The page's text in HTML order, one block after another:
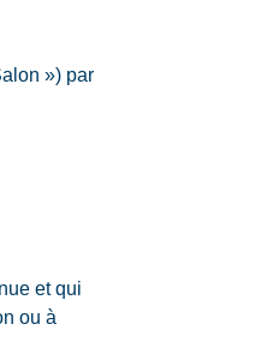
») par
et qui
ou à